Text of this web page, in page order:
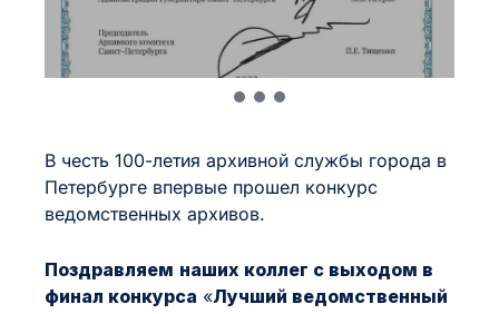
В честь 100-летия архивной службы города в
Петербурге впервые прошел конкурс
ведомственных архивов.
Поздравляем наших коллег с выходом в
финал конкурса «Лучший ведомственный